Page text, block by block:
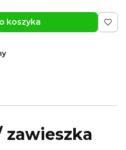
koszyka
zawieszka